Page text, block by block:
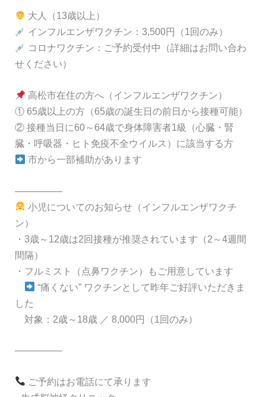
大人（13歳以上）
インフルエンザワクチン：3,500円（1回のみ）
コロナワクチン：ご予約受付中（詳細はお問い合わ
せください）
高松市在住の方へ（インフルエンザワクチン）
① 65歳以上の方（65歳の誕生日の前日から接種可能）
② 接種当日に60～64歳で身体障害者1級（心臓・腎
臓・呼吸器・ヒト免疫不全ウイルス）に該当する方
市から一部補助があります
―――――
小児についてのお知らせ（インフルエンザワクチ
ン）
・3歳～12歳は2回接種が推奨されています（2～4週間
間隔）
・フルミスト（点鼻ワクチン）もご用意しています
“痛くない” ワクチンとして昨年ご好評いただきま
した
対象：2歳～18歳 ／ 8,000円（1回のみ）
―――――
ご予約はお電話にて承ります